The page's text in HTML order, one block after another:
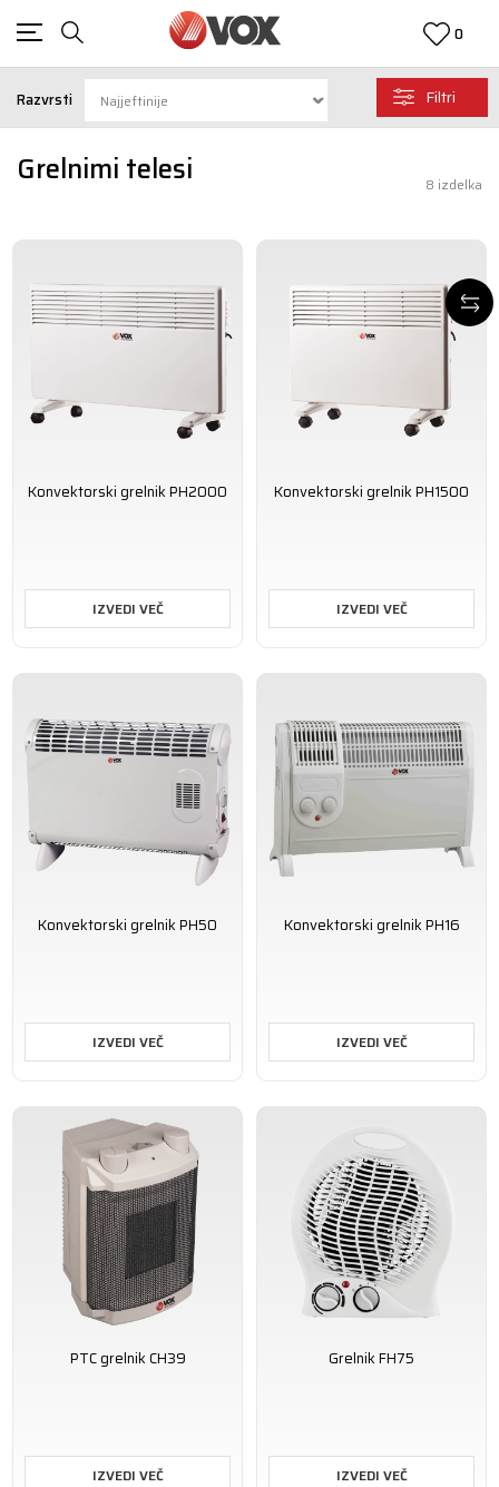
0
Grelnimi telesi
Razvrsti Filtri
8 izdelka
Konvektorski grelnik PH2000
IZVEDI VEČ
Konvektorski grelnik PH1500
IZVEDI VEČ
Konvektorski grelnik PH50
IZVEDI VEČ
Konvektorski grelnik PH16
IZVEDI VEČ
PTC grelnik CH39
IZVEDI VEČ
Grelnik FH75
IZVEDI VEČ